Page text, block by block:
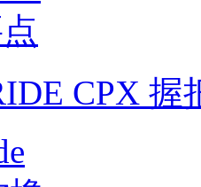
CPX 握